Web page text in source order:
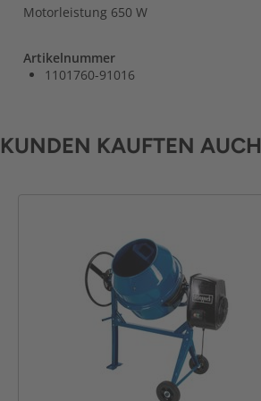
Motorleistung 650 W
Artikelnummer
1101760-91016
KUNDEN KAUFTEN AUCH